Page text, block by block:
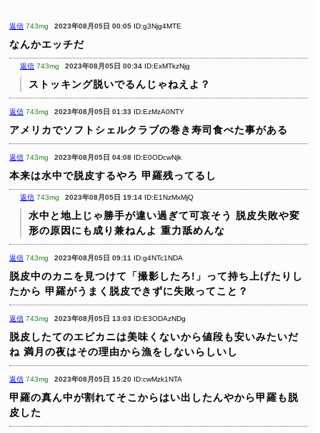
返信 743mg 2023年08月05日 00:05 ID:g3Njg4MTE
なんかエッチだ
返信 743mg 2023年08月05日 00:34 ID:ExMTkzNjg
ストッキング脱いでるんじゃねえよ？
返信 743mg 2023年08月05日 01:33 ID:EzMzA0NTY
アメリカでソフトシェルクラブの巻き寿司食べた事がある
返信 743mg 2023年08月05日 04:08 ID:E0ODcwNjk
本来は水中で脱皮するやろ 甲羅残ってるし
返信 743mg 2023年08月05日 19:14 ID:E1NzMxMjQ
水中と地上じゃ勝手が違い過ぎて可哀そう 脱皮失敗や変
形の原因にも成り兼ねんよ 重力舐めんな
返信 743mg 2023年08月05日 09:11 ID:g4NTc1NDA
脱皮中のカニを見つけて「撮影したろ!」って持ち上げたりし
たから 甲羅がうまく脱皮できずに失敗ってこと？
返信 743mg 2023年08月05日 13:03 ID:E3ODAzNDg
脱皮したてのエビカニは美味くないから値段も安いみたいだ
ね 満月の夜はその理由から漁をしないらしいし
返信 743mg 2023年08月05日 15:20 ID:cwMzk1NTA
甲羅の真ん中が割れてそこからはい出したんやから甲羅も脱
皮した